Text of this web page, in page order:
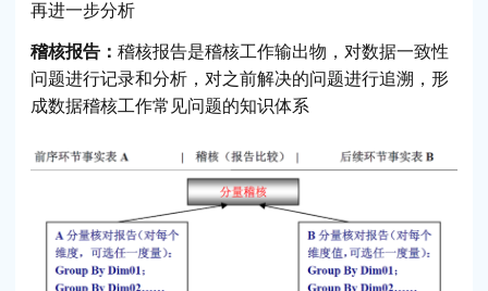
再进一步分析
稽核报告： 稽核报告是稽核工作输出物，对数据一致性
问题进行记录和分析，对之前解决的问题进行追溯，形
成数据稽核工作常见问题的知识体系